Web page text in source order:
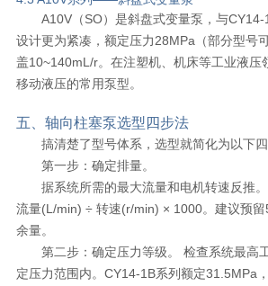
A10V（SO）是斜盘式变量泵，与
设计更为紧凑，额定压力28MPa（部分型号
盖10~140mL/r。在注塑机、机床等工业液压
移动液压的常用泵型。
五、轴向柱塞泵选型四步法
搞清楚了型号体系，选型就简化为以下四
第一步：确定排量。
据系统所需的最大流量和电机转速反推
流量(L/min) ÷ 转速(r/min) × 1000。建议预
余量。
第二步：确定压力等级。 检查系统最高
定压力范围内。CY14-1B系列额定31.5MPa